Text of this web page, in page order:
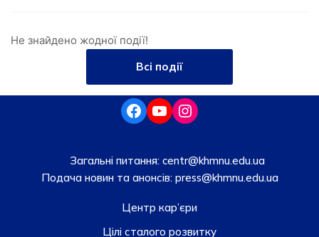
Не знайдено жодної події!
Всі події
Загальні питання: centr@khmnu.edu.ua
Подача новин та анонсів:press@khmnu.edu.ua
Центр кар’єри
Цілі сталого розвитку